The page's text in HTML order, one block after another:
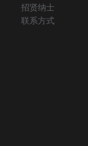
招贤纳士
联系方式